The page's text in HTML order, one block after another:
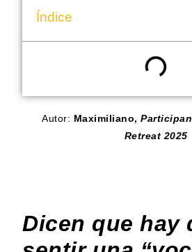
Índice
Autor: Maximiliano,
Retreat 2025
Dicen que hay